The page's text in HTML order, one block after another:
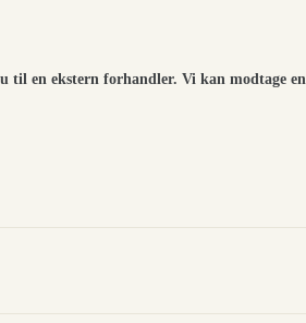
til en ekstern forhandler. Vi kan modtage en